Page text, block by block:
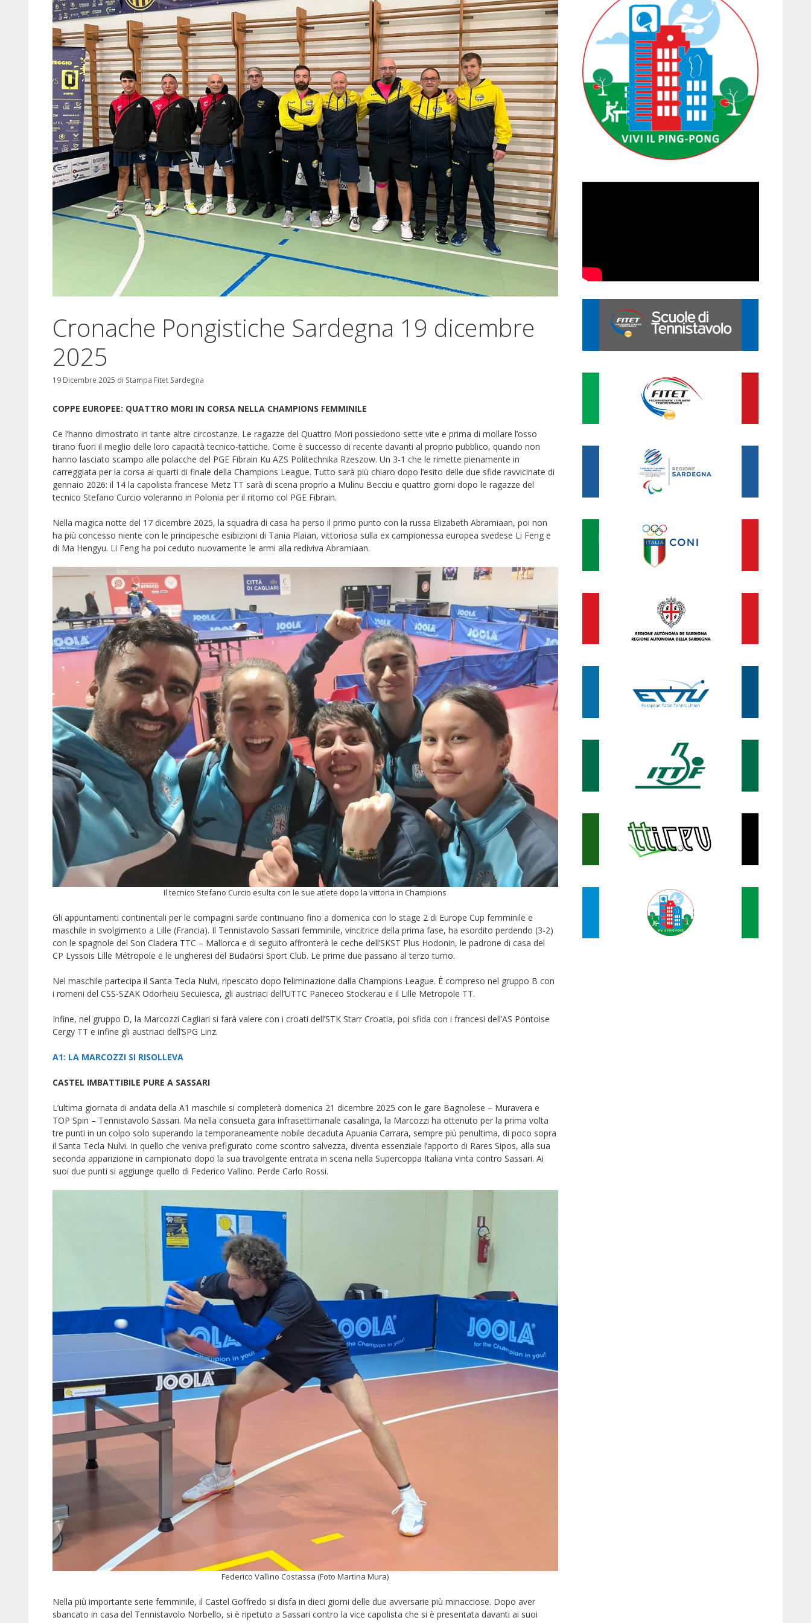
Cronache Pongistiche Sardegna 19 dicembre
2025
19 Dicembre 2025 di Stampa Fitet Sardegna
COPPE EUROPEE: QUATTRO MORI IN CORSA NELLA CHAMPIONS FEMMINILE
Ce l’hanno dimostrato in tante altre circostanze. Le ragazze del Quattro Mori possiedono sette vite e prima di mollare l’osso
tirano fuori il meglio delle loro capacità tecnico-tattiche. Come è successo di recente davanti al proprio pubblico, quando non
hanno lasciato scampo alle polacche del PGE Fibrain Ku AZS Politechnika Rzeszow. Un 3-1 che le rimette pienamente in
carreggiata per la corsa ai quarti di finale della Champions League. Tutto sarà più chiaro dopo l’esito delle due sfide ravvicinate di
gennaio 2026: il 14 la capolista francese Metz TT sarà di scena proprio a Mulinu Becciu e quattro giorni dopo le ragazze del
tecnico Stefano Curcio voleranno in Polonia per il ritorno col PGE Fibrain.
Nella magica notte del 17 dicembre 2025, la squadra di casa ha perso il primo punto con la russa Elizabeth Abramiaan, poi non
ha più concesso niente con le principesche esibizioni di Tania Plaian, vittoriosa sulla ex campionessa europea svedese Li Feng e
di Ma Hengyu. Li Feng ha poi ceduto nuovamente le armi alla rediviva Abramiaan.
Il tecnico Stefano Curcio esulta con le sue atlete dopo la vittoria in Champions
Gli appuntamenti continentali per le compagini sarde continuano fino a domenica con lo stage 2 di Europe Cup femminile e
maschile in svolgimento a Lille (Francia). Il Tennistavolo Sassari femminile, vincitrice della prima fase, ha esordito perdendo (3-2)
con le spagnole del Son Cladera TTC – Mallorca e di seguito affronterà le ceche dell’SKST Plus Hodonin, le padrone di casa del
CP Lyssois Lille Métropole e le ungheresi del Budaörsi Sport Club. Le prime due passano al terzo turno.
Nel maschile partecipa il Santa Tecla Nulvi, ripescato dopo l’eliminazione dalla Champions League. È compreso nel gruppo B con
i romeni del CSS-SZAK Odorheiu Secuiesca, gli austriaci dell’UTTC Paneceo Stockerau e il Lille Metropole TT.
Infine, nel gruppo D, la Marcozzi Cagliari si farà valere con i croati dell’STK Starr Croatia, poi sfida con i francesi dell’AS Pontoise
Cergy TT e infine gli austriaci dell’SPG Linz.
A1: LA MARCOZZI SI RISOLLEVA
CASTEL IMBATTIBILE PURE A SASSARI
L’ultima giornata di andata della A1 maschile si completerà domenica 21 dicembre 2025 con le gare Bagnolese – Muravera e
TOP Spin – Tennistavolo Sassari. Ma nella consueta gara infrasettimanale casalinga, la Marcozzi ha ottenuto per la prima volta
tre punti in un colpo solo superando la temporaneamente nobile decaduta Apuania Carrara, sempre più penultima, di poco sopra
il Santa Tecla Nulvi. In quello che veniva prefigurato come scontro salvezza, diventa essenziale l’apporto di Rares Sipos, alla sua
seconda apparizione in campionato dopo la sua travolgente entrata in scena nella Supercoppa Italiana vinta contro Sassari. Ai
suoi due punti si aggiunge quello di Federico Vallino. Perde Carlo Rossi.
Federico Vallino Costassa (Foto Martina Mura)
Nella più importante serie femminile, il Castel Goffredo si disfa in dieci giorni delle due avversarie più minacciose. Dopo aver
sbancato in casa del Tennistavolo Norbello, si è ripetuto a Sassari contro la vice capolista che si è presentata davanti ai suoi